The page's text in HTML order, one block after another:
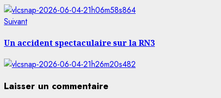
SuivantArticle
Un accident spectaculaire sur la RN3
Laisser un commentaire